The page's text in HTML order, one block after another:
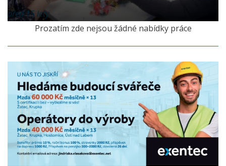
před 15 lety
Prozatím zde nejsou žádné nabídky práce